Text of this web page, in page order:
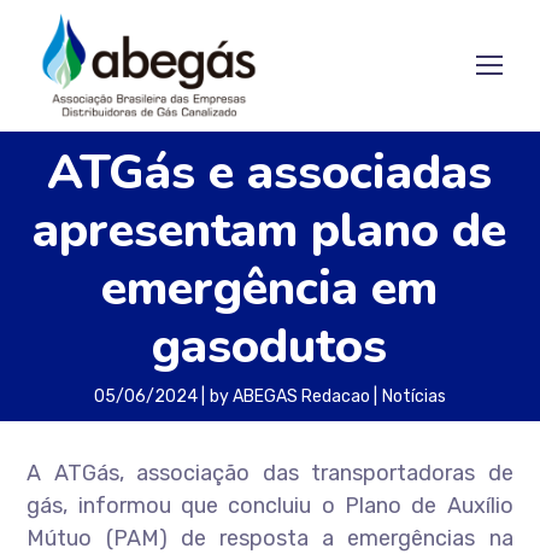
ATGás e associadas
apresentam plano de
emergência em
gasodutos
05/06/2024 byABEGAS Redacao Notícias
A ATGás, associação das transportadoras de
gás, informou que concluiu o Plano de Auxílio
Mútuo (PAM) de resposta a emergências na